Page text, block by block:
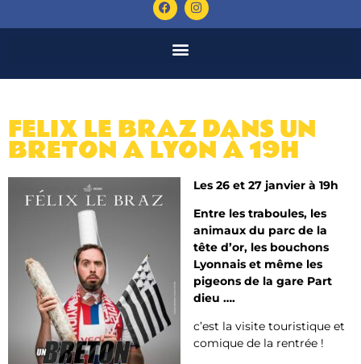
FELIX LE BRAZ DANS UN
BRETON A LYON À 19H
Les 26 et 27 janvier à 19h
Entre les traboules, les
animaux du parc de la
tête d’or, les bouchons
Lyonnais et même les
pigeons de la gare Part
dieu ….
c’est la visite touristique et
comique de la rentrée !